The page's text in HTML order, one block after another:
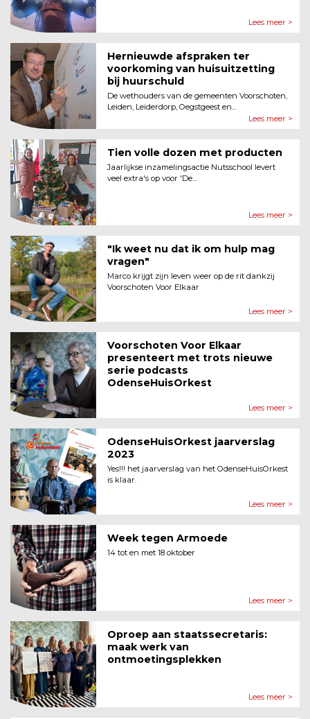
Lees meer >
Hernieuwde afspraken ter
voorkoming van huisuitzetting
bij huurschuld
De wethouders van de gemeenten Voorschoten,
Leiden, Leiderdorp, Oegstgeest en...
Lees meer >
Tien volle dozen met producten
Jaarlijkse inzamelingsactie Nutsschool levert
veel extra's op voor 'De...
Lees meer >
"Ik weet nu dat ik om hulp mag
vragen"
Marco krijgt zijn leven weer op de rit dankzij
Voorschoten Voor Elkaar
Lees meer >
Voorschoten Voor Elkaar
presenteert met trots nieuwe
serie podcasts
OdenseHuisOrkest
Lees meer >
OdenseHuisOrkest jaarverslag
2023
Yes!!! het jaarverslag van het OdenseHuisOrkest
is klaar.
Lees meer >
Week tegen Armoede
14 tot en met 18 oktober
Lees meer >
Oproep aan staatssecretaris:
maak werk van
ontmoetingsplekken
Lees meer >